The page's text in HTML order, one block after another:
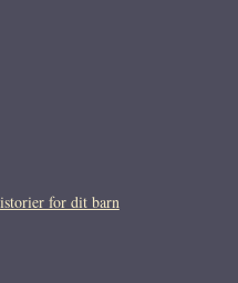
for dit barn